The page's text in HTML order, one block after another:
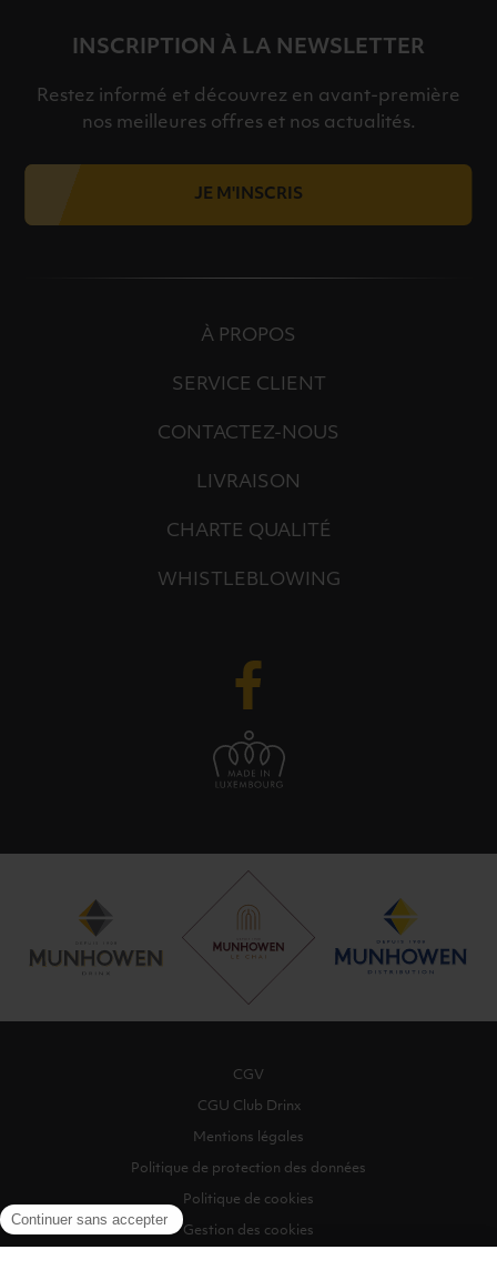
INSCRIPTION À LA NEWSLETTER
Restez informé et découvrez en avant-première
nos meilleures offres et nos actualités.
JE M'INSCRIS
À PROPOS
SERVICE CLIENT
CONTACTEZ-NOUS
LIVRAISON
CHARTE QUALITÉ
WHISTLEBLOWING
CGV
CGU Club Drinx
Mentions légales
Politique de protection des données
Politique de cookies
Gestion des cookies